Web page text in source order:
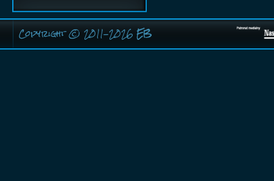
Copyright © 2011-2026 EB